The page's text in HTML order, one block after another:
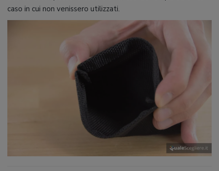
caso in cui non venissero utilizzati.